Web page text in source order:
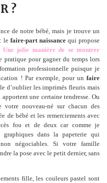
?
de notre bébé, mais je trouve un
: lefaire-part naissance qui propose
Une jolie manière de se montrer
pratique pour gagner du temps lors
professionnelle puisque je
! Par exemple, pour un faire
d’oublier les imprimés fleuris mais
une certaine tendresse. Ou
nouveau-né sur chacun des
de bébé et les remerciements avec
fou et de deux car comme je
graphiques dans la papeterie qui
négociables. Si votre famille
la pose avec le petit dernier, sans
fille, les couleurs pastel sont